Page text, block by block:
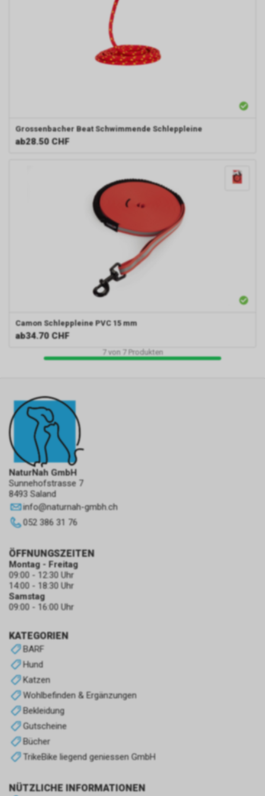
Grossenbacher Beat Schwimmende Schleppleine
ab28.50 CHF
Camon Schleppleine PVC 15 mm
ab34.70 CHF
7von 7Produkten
NaturNah GmbH
Sunnehofstrasse 7
8493 Saland
info@naturnah-gmbh.ch
052 386 31 76
KATEGORIEN
BARF
Hund
Katzen
Wohlbefinden & Ergänzungen
Bekleidung
Gutscheine
Bücher
TrikeBike liegend geniessen GmbH
NÜTZLICHE INFORMATIONEN
ÖFFNUNGSZEITEN
Montag - Freitag
09:00 - 12:30 Uhr
14:00 - 18:30 Uhr
Samstag
09:00 - 16:00 Uhr